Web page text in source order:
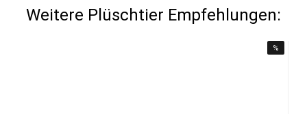
Weitere Plüschtier Empfehlungen:
%